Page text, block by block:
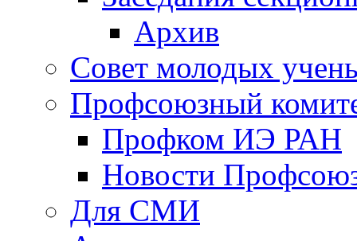
Архив
Совет молодых
Профсоюзный
Профком ИЭ РАН
Новости
Для СМИ